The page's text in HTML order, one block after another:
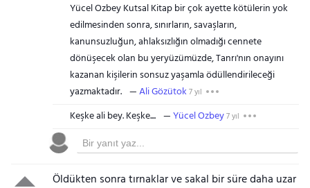
Yücel Ozbey Kutsal Kitap bir çok ayette kötülerin yok
edilmesinden sonra, sınırların, savaşların,
kanunsuzluğun, ahlaksızlığın olmadığı cennete
dönüşecek olan bu yeryüzümüzde, Tanrı'nın onayını
kazanan kişilerin sonsuz yaşamla ödüllendirileceği
yazmaktadır.
Ali Gözütok 7 yıl
Keşke ali bey. Keşke.... Yücel Ozbey7 yıl
Öldükten sonra tırnaklar ve sakal bir süre daha uzar